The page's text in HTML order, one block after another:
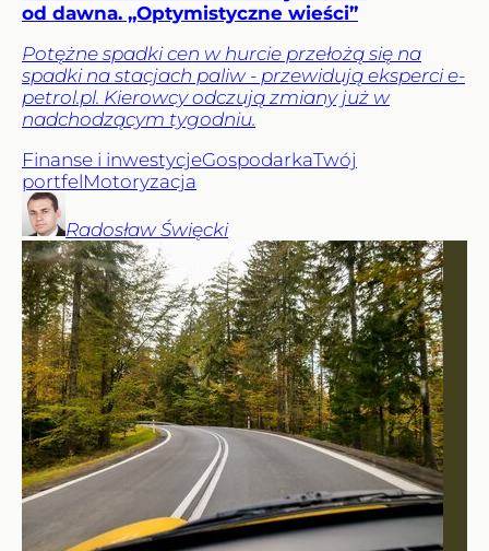
od dawna. „Optymistyczne wieści”
Potężne spadki cen w hurcie przełożą się na
spadki na stacjach paliw - przewidują eksperci e-
petrol.pl. Kierowcy odczują zmiany już w
nadchodzącym tygodniu.
Finanse i inwestycjeGospodarkaTwój
portfelMotoryzacja
Radosław Święcki